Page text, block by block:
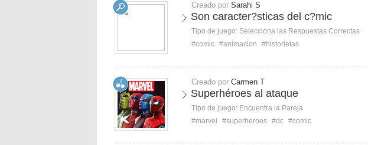
Creado por Sarahi S
Son caracter?sticas del c?mic
Tipo de juego: Selecciona las Respuestas Correctas
#comic #animacion #historietas
Creado por Carmen T
Superhéroes al ataque
Tipo de juego: Encuentra la Pareja
#marvel
#superheroes #dc #comic